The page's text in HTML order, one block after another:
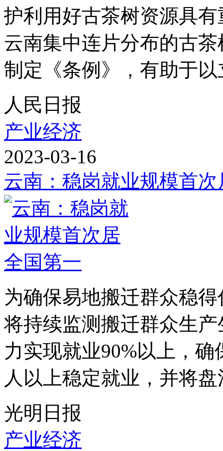
护利用好古茶树资源具
云南集中连片分布的古
制定《条例》，有助于
人民日报
产业经济
2023-03-16
云南：稳岗就业规模首
为确保易地搬迁群众稳
将持续监测搬迁群众生
力实现就业90%以上，
人以上稳定就业，并将
光明日报
产业经济